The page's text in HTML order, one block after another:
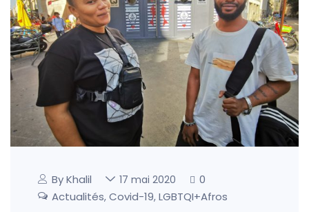
By Khalil 17 mai 2020
0
Actualités, Covid-19, LGBTQI+Afros